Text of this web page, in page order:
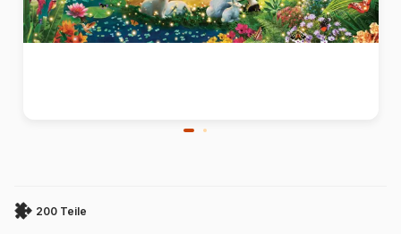
200 Teile